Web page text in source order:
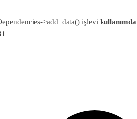
>add_data() işlevi